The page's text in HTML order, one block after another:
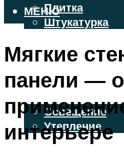
Плитка
Штукатурка
ОСВЕЩЕНИЕ И
Освещение
Утепление
ДЕКОР
МЕНЮ
Мягкие
панели —
интерьере